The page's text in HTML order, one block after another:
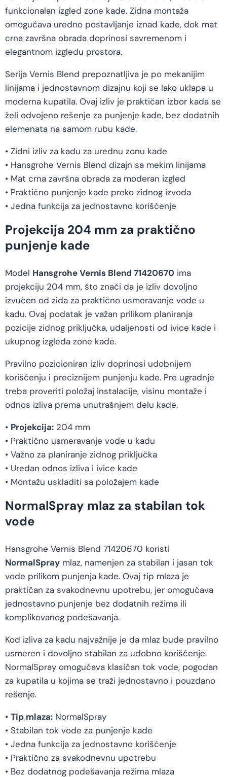
funkcionalan izgled zone kade. Zidna montaža
omogućava uredno postavljanje iznad kade, dok mat
crna završna obrada doprinosi savremenom i
elegantnom izgledu prostora.
Serija Vernis Blend prepoznatljiva je po mekanijim
linijama i jednostavnom dizajnu koji se lako uklapa u
moderna kupatila. Ovaj izliv je praktičan izbor kada se
želi odvojeno rešenje za punjenje kade, bez dodatnih
elemenata na samom rubu kade.
• Zidni izliv za kadu za urednu zonu kade
• Hansgrohe Vernis Blend dizajn sa mekim linijama
• Mat crna završna obrada za moderan izgled
• Praktično punjenje kade preko zidnog izvoda
• Jedna funkcija za jednostavno korišćenje
Projekcija 204 mm za praktično
punjenje kade
Model Hansgrohe Vernis Blend 71420670 ima
projekciju 204 mm, što znači da je izliv dovoljno
izvučen od zida za praktično usmeravanje vode u
kadu. Ovaj podatak je važan prilikom planiranja
pozicije zidnog priključka, udaljenosti od ivice kade i
ukupnog izgleda zone kade.
Pravilno pozicioniran izliv doprinosi udobnijem
korišćenju i preciznijem punjenju kade. Pre ugradnje
treba proveriti položaj instalacije, visinu montaže i
odnos izliva prema unutrašnjem delu kade.
• Projekcija: 204 mm
• Praktično usmeravanje vode u kadu
• Važno za planiranje zidnog priključka
• Uredan odnos izliva i ivice kade
• Montažu uskladiti sa položajem kade
NormalSpray mlaz za stabilan tok
vode
Hansgrohe Vernis Blend 71420670 koristi
NormalSpray mlaz, namenjen za stabilan i jasan tok
vode prilikom punjenja kade. Ovaj tip mlaza je
praktičan za svakodnevnu upotrebu, jer omogućava
jednostavno punjenje bez dodatnih režima ili
komplikovanog podešavanja.
Kod izliva za kadu najvažnije je da mlaz bude pravilno
usmeren i dovoljno stabilan za udobno korišćenje.
NormalSpray omogućava klasičan tok vode, pogodan
za kupatila u kojima se traži jednostavno i pouzdano
rešenje.
• Tip mlaza: NormalSpray
• Stabilan tok vode za punjenje kade
• Jedna funkcija za jednostavno korišćenje
• Praktično za svakodnevnu upotrebu
• Bez dodatnog podešavanja režima mlaza